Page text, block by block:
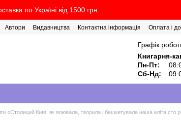
по Україні від 1500 грн.
Автори Видавництва Контактна інформація Оплата і
Графік
Книгарня-
Пн-Пт:
Сб-Нд:
«Столиций Київ: як воювала, творила і бешкетувала наша еліта сто